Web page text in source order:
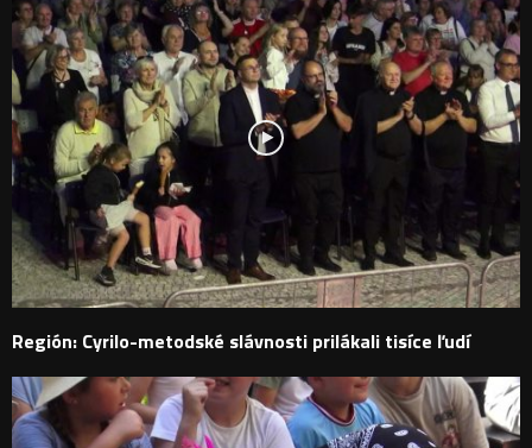
Región: Cyrilo-metodské slávnosti prilákali tisíce ľudí